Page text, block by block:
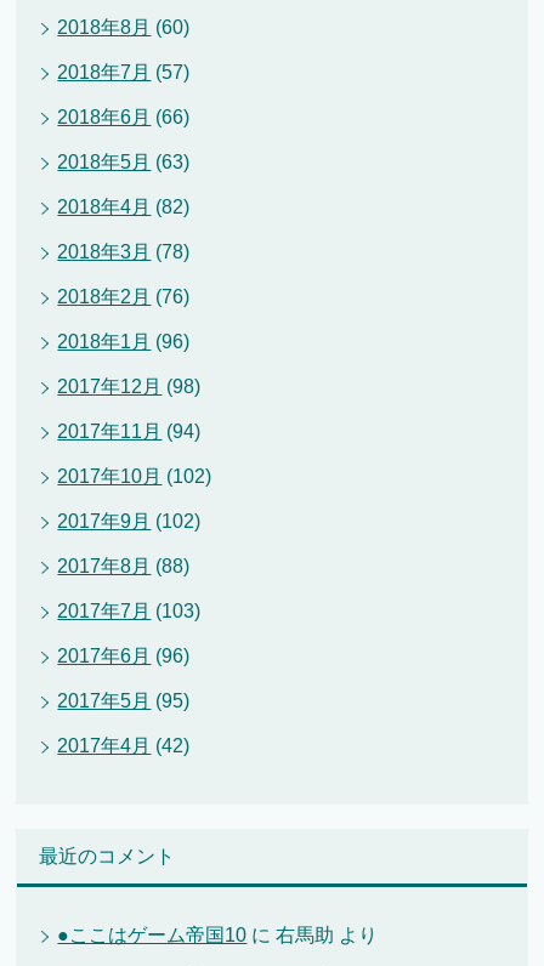
2018年8月 (60)
2018年7月 (57)
2018年6月 (66)
2018年5月 (63)
2018年4月 (82)
2018年3月 (78)
2018年2月 (76)
2018年1月 (96)
2017年12月 (98)
2017年11月 (94)
2017年10月 (102)
2017年9月 (102)
2017年8月 (88)
2017年7月 (103)
2017年6月 (96)
2017年5月 (95)
2017年4月 (42)
最近のコメント
●ここはゲーム帝国10 に右馬助 より